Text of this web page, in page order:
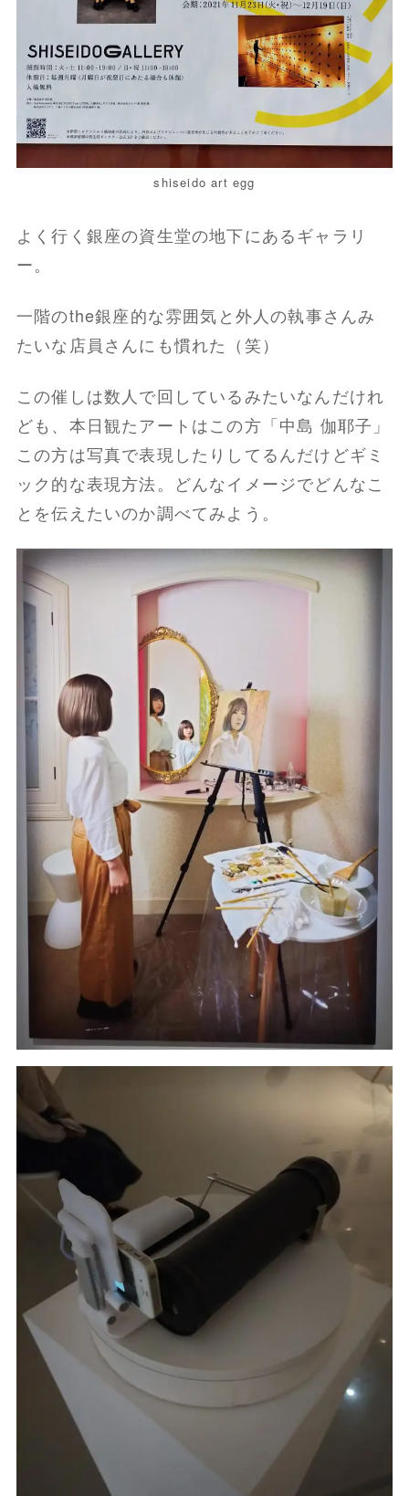
shiseido art egg
よく行く銀座の資生堂の地下にあるギャラリ
ー。
一階のthe銀座的な雰囲気と外人の執事さんみ
たいな店員さんにも慣れた（笑）
この催しは数人で回しているみたいなんだけれ
ども、本日観たアートはこの方「中島 伽耶子」
この方は写真で表現したりしてるんだけどギミ
ック的な表現方法。どんなイメージでどんなこ
とを伝えたいのか調べてみよう。